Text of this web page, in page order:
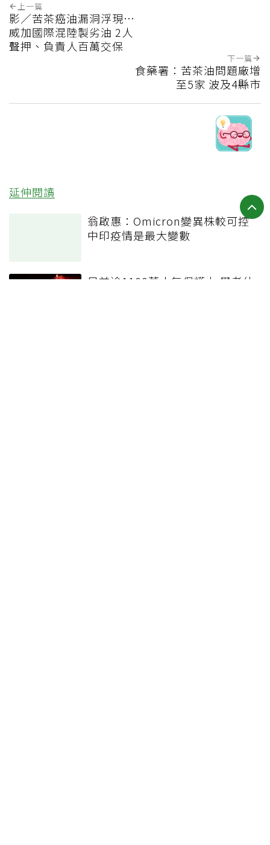
上一篇
影／苦茶癌油漏洞浮現…
威加國際混陸製劣油 2人
聲押、負責人百萬交保
下一篇
食藥署：苦茶油問題廠增
至5家 波及4縣市
延伸閱讀
翁啟惠：Omicron變異株較可控
中印疫情是最大變數
目前逾1100萬人無保護力 學者估